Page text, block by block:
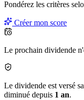
Pondérez les critères
Créer mon score
Le prochain dividende
Le dividende est versé
diminué depuis 1 an.